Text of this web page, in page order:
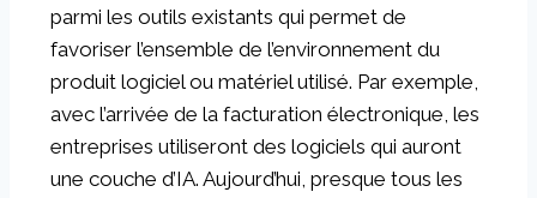
parmi les outils existants qui permet de
favoriser l’ensemble de l’environnement du
produit logiciel ou matériel utilisé. Par exemple,
avec l’arrivée de la facturation électronique, les
entreprises utiliseront des logiciels qui auront
une couche d’IA. Aujourd’hui, presque tous les